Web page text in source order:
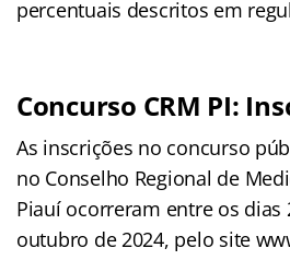
percentuais descritos em
Concurso CRM PI:
As inscrições no concurso
no Conselho Regional de
Piauí ocorreram entre os dias
outubro de 2024, pelo site